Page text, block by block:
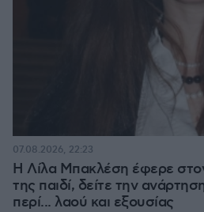
Η Λίλα Μπακλέση έφερε
της παιδί, δείτε την
περί... λαού και εξουσίας
07.08.2026, 22:23